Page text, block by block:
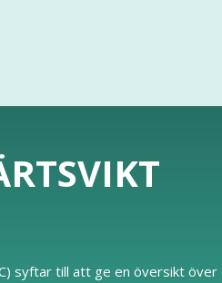
syftar till att ge en översikt